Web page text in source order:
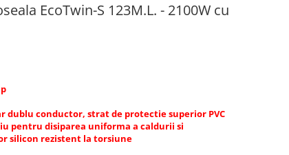
EcoTwin-S 123M.L. - 2100W cu
dublu conductor, strat de protectie superior PVC
pentru disiparea uniforma a caldurii si
silicon rezistent la torsiune